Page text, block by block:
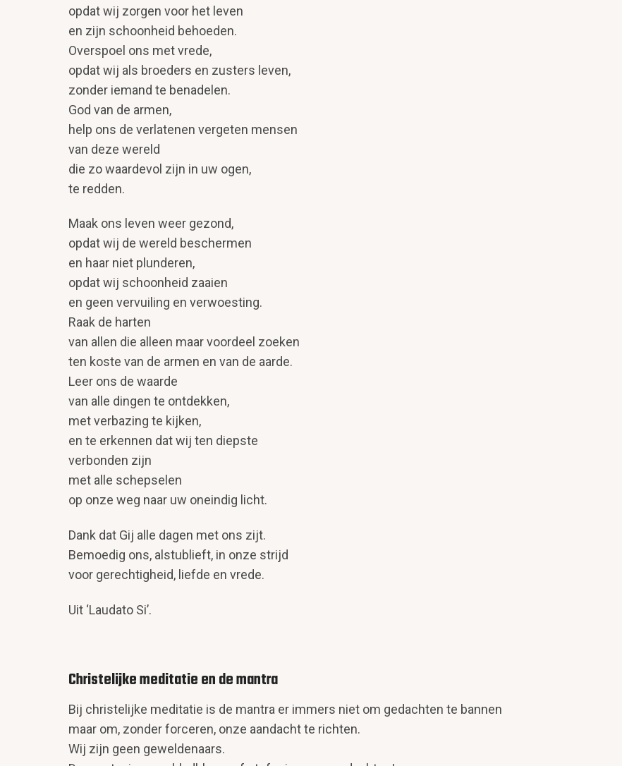
opdat wij zorgen voor het leven
en zijn schoonheid behoeden.
Overspoel ons met vrede,
opdat wij als broeders en zusters leven,
zonder iemand te benadelen.
God van de armen,
help ons de verlatenen vergeten mensen
van deze wereld
die zo waardevol zijn in uw ogen,
te redden.
Maak ons leven weer gezond,
opdat wij de wereld beschermen
en haar niet plunderen,
opdat wij schoonheid zaaien
en geen vervuiling en verwoesting.
Raak de harten
van allen die alleen maar voordeel zoeken
ten koste van de armen en van de aarde.
Leer ons de waarde
van alle dingen te ontdekken,
met verbazing te kijken,
en te erkennen dat wij ten diepste
verbonden zijn
met alle schepselen
op onze weg naar uw oneindig licht.
Dank dat Gij alle dagen met ons zijt.
Bemoedig ons, alstublieft, in onze strijd
voor gerechtigheid, liefde en vrede.
Uit ‘Laudato Si’.
Christelijke meditatie en de mantra
Bij christelijke meditatie is de mantra er immers niet om gedachten te bannen
maar om, zonder forceren, onze aandacht te richten.
Wij zijn geen geweldenaars.